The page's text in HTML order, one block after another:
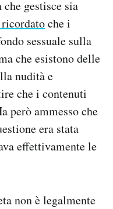
gestisce sia
che i
sessuale sulla
che esistono delle
nudità e
che i contenuti
però ammesso che
era stata
effettivamente le
non è legalmente